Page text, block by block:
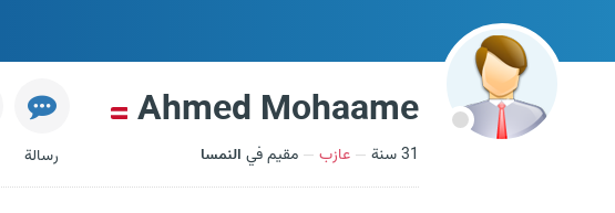
Ahmed Mohaame
31 سنة عازب مقيم في النمسا رسالة